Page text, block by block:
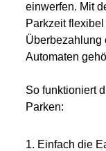
einwerfen. Mit
Parkzeit
Überbezahlung
Automaten
So funktioniert
Parken:
Einfach die